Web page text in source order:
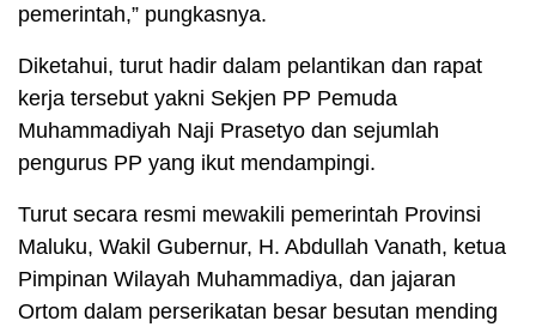
pemerintah,” pungkasnya.
Diketahui, turut hadir dalam pelantikan dan rapat
kerja tersebut yakni Sekjen PP Pemuda
Muhammadiyah Naji Prasetyo dan sejumlah
pengurus PP yang ikut mendampingi.
Turut secara resmi mewakili pemerintah Provinsi
Maluku, Wakil Gubernur, H. Abdullah Vanath, ketua
Pimpinan Wilayah Muhammadiya, dan jajaran
Ortom dalam perserikatan besar besutan mending